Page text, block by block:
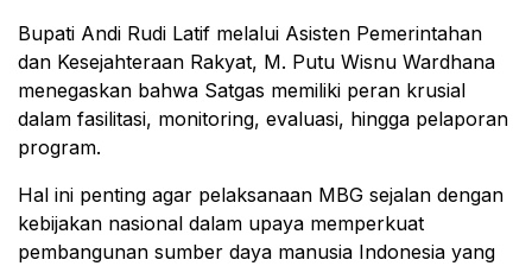
Bupati Andi Rudi Latif melalui Asisten Pemerintahan
dan Kesejahteraan Rakyat, M. Putu Wisnu Wardhana
menegaskan bahwa Satgas memiliki peran krusial
dalam fasilitasi, monitoring, evaluasi, hingga pelaporan
program.
Hal ini penting agar pelaksanaan MBG sejalan dengan
kebijakan nasional dalam upaya memperkuat
pembangunan sumber daya manusia Indonesia yang